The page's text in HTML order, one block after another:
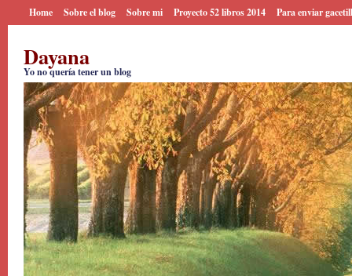
Home Sobre el blog Sobre mi Proyecto 52 libros 2014 Para enviar
Dayana
Yo no quería tener un blog